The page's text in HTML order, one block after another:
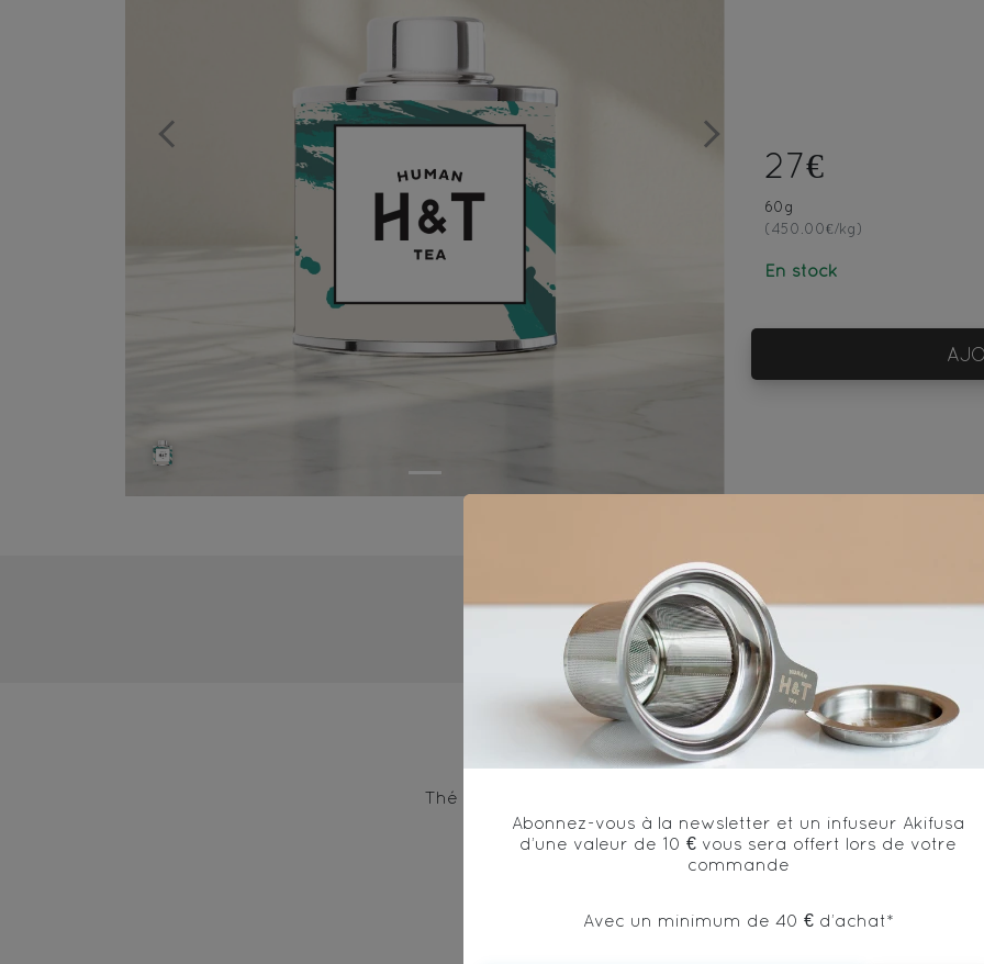
Previous Next
27€
60g
(450.00€/kg)
En stock
80°C 1
Ingrédients
Thé blanc*, pomme*, arôme naturel de pêche et sureau,
Abonnez-vous à la newsletter et un infuseur Akifusa
d’une valeur de 10 € vous sera offert lors de votre
commande
Avec un minimum de 40 € d’achat*